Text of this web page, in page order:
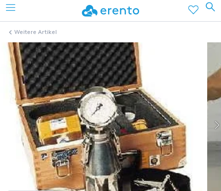
Weitere Artikel